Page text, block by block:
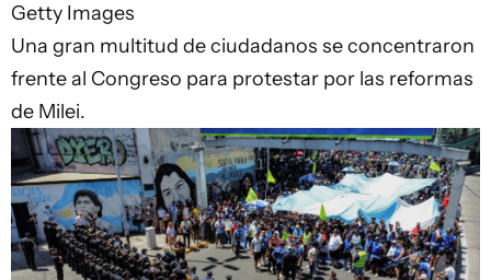
Getty Images
Una gran multitud de ciudadanos se concentraron
frente al Congreso para protestar por las reformas
de Milei.